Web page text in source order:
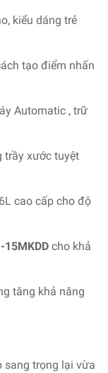
kiểu dáng trẻ
tạo điểm nhấn
Automatic , trữ
trầy xước tuyệt
cao cấp cho độ
15MKDD cho khả
tăng khả năng
sang trọng lại vừa